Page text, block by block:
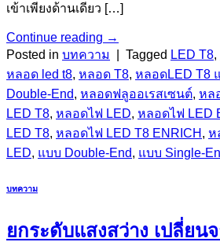
เข้าเพียงด้านเดียว […]
Continue reading →
Posted in บทความ Tagged LED T8,
หลอด led t8, หลอด T8, หลอดLED T8
Double-End, หลอดฟลูออเรสเซนต์, หล
LED T8, หลอดไฟ LED, หลอดไฟ LED
LED T8, หลอดไฟ LED T8 ENRICH , ห
LED, แบบ Double-End, แบบ Single-
บทความ
ยกระดับแสงสว่าง เปลี่ยน